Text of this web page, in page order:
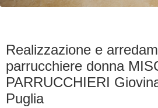
Realizzazione e
parrucchiere donna
PARRUCCHIERI
Puglia